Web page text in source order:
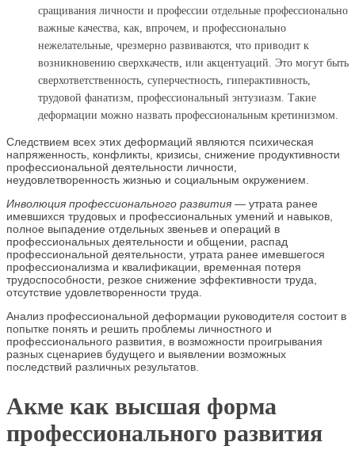
сращивания личности и профессии отдельные профессионально
важные качества, как, впрочем, и профессионально
нежелательные, чрезмерно развиваются, что приводит к
возникновению сверхкачеств, или акцентуаций. Это могут быть
сверхответственность, суперчестность, гиперактивность,
трудовой фанатизм, профессиональный энтузиазм. Такие
деформации можно назвать профессиональным кретинизмом.
Следствием всех этих деформаций являются психическая
напряженность, конфликты, кризисы, снижение продуктивности
профессиональной деятельности личности,
неудовлетворенность жизнью и социальным окружением.
Инволюция профессионального развития — утрата ранее
имевшихся трудовых и профессиональных умений и навыков,
полное выпадение отдельных звеньев и операций в
профессиональных деятельности и общении, распад
профессиональной деятельности, утрата ранее имевшегося
профессионализма и квалификации, временная потеря
трудоспособности, резкое снижение эффективности труда,
отсутствие удовлетворенности труда.
Анализ профессиональной деформации руководителя состоит в
попытке понять и решить проблемы личностного и
профессионального развития, в возможности проигрывания
разных сценариев будущего и выявлении возможных
последствий различных результатов.
Акме как высшая форма
профессионального развития